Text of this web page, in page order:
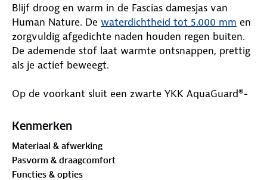
Blijf droog en warm in de Fascias damesjas van
Human Nature. De waterdichtheid tot 5.000 mm en
zorgvuldig afgedichte naden houden regen buiten.
De ademende stof laat warmte ontsnappen, prettig
als je actief beweegt.
Op de voorkant sluit een zwarte YKK AquaGuard®-
linkermouw vergroot je zichtbaarheid als het donker
veranderlijk weer. De
warm zonder dat de jas zwaar aanvoelt. Duimgaten
Kenmerken
Materiaal & afwerking
Pasvorm & draagcomfort
Functies & opties